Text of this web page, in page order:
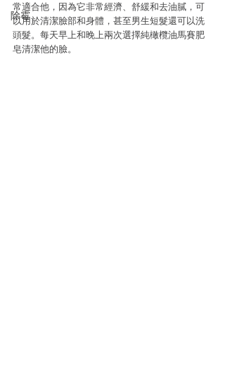
除霉
常適合他，因為它非常經濟、舒緩和去油膩，可
以用於清潔臉部和身體，甚至男生短髮還可以洗
頭髮。每天早上和晚上兩次選擇純橄欖油馬賽肥
皂清潔他的臉。